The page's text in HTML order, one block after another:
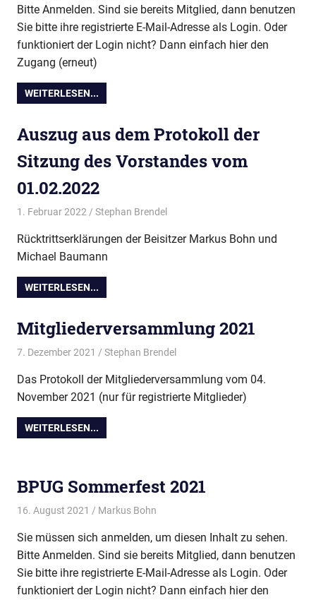
Bitte Anmelden. Sind sie bereits Mitglied, dann benutzen
Sie bitte ihre registrierte E-Mail-Adresse als Login. Oder
funktioniert der Login nicht? Dann einfach hier den
Zugang (erneut)
WEITERLESEN...
Auszug aus dem Protokoll der
Sitzung des Vorstandes vom
01.02.2022
1. Februar 2022 Stephan Brendel
Rücktrittserklärungen der Beisitzer Markus Bohn und
Michael Baumann
WEITERLESEN...
Mitgliederversammlung 2021
7. Dezember 2021 Stephan Brendel
Das Protokoll der Mitgliederversammlung vom 04.
November 2021 (nur für registrierte Mitglieder)
WEITERLESEN...
BPUG Sommerfest 2021
16. August 2021 Markus Bohn
Sie müssen sich anmelden, um diesen Inhalt zu sehen.
Bitte Anmelden. Sind sie bereits Mitglied, dann benutzen
Sie bitte ihre registrierte E-Mail-Adresse als Login. Oder
funktioniert der Login nicht? Dann einfach hier den